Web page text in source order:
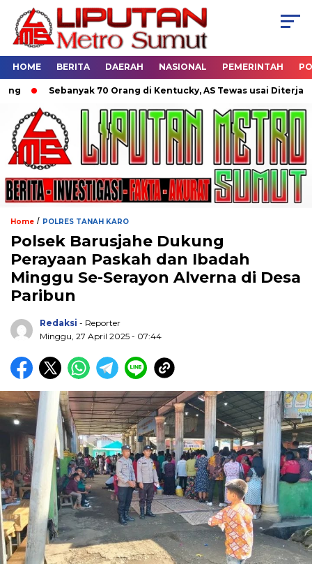
HOME BERITA DAERAH NASIONAL PEMERINTAH
Sebanyak 70 Orang di Kentucky, AS Tewas usai Diterjang
Home / POLRES TANAH KARO
Polsek Barusjahe Dukung
Perayaan Paskah dan Ibadah
Minggu Se-Serayon Alverna di Desa
Paribun
Redaksi - Reporter
Minggu, 27 April 2025 - 07:44